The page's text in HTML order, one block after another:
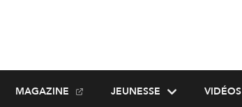
MAGAZINE JEUNESSE VIDÉOS